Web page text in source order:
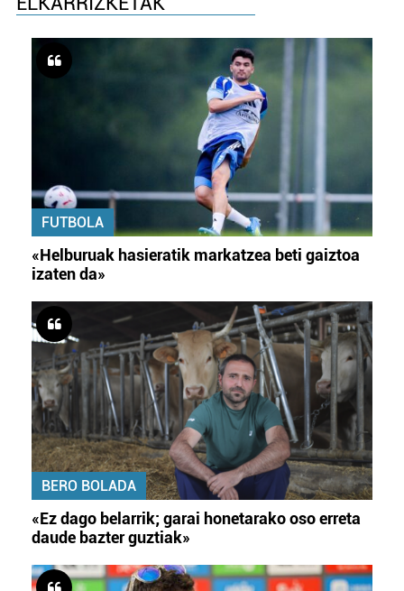
FUTBOLA
«Helburuak hasieratik markatzea beti gaiztoa
izaten da»
BERO BOLADA
«Ez dago belarrik; garai honetarako oso erreta
daude bazter guztiak»